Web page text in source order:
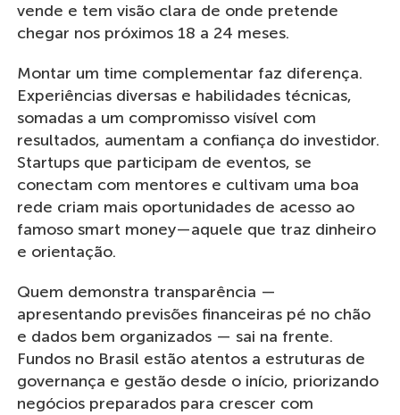
vende e tem visão clara de onde pretende
chegar nos próximos 18 a 24 meses.
Montar um time complementar faz diferença.
Experiências diversas e habilidades técnicas,
somadas a um compromisso visível com
resultados, aumentam a confiança do investidor.
Startups que participam de eventos, se
conectam com mentores e cultivam uma boa
rede criam mais oportunidades de acesso ao
famoso smart money—aquele que traz dinheiro
e orientação.
Quem demonstra transparência —
apresentando previsões financeiras pé no chão
e dados bem organizados — sai na frente.
Fundos no Brasil estão atentos a estruturas de
governança e gestão desde o início, priorizando
negócios preparados para crescer com